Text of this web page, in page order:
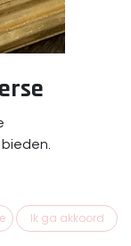
Ik ga akkoord